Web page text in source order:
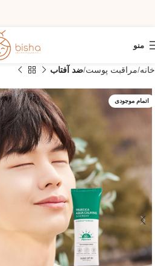
منو
خانه مراقبت پوست ضد آفتاب
اتمام موجودی